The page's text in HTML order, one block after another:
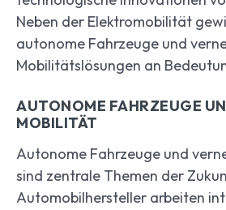
Neben der Elektromobilität
autonome Fahrzeuge und
Mobilitätslösungen an
AUTONOME FAHRZEUGE
MOBILITÄT
Autonome Fahrzeuge und
sind zentrale Themen der
Automobilhersteller arbeiten